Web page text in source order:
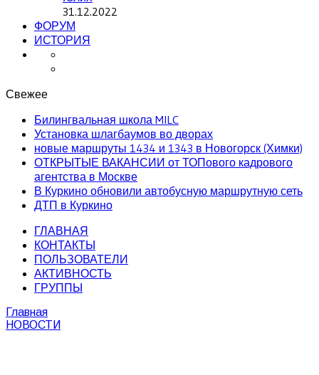
31.12.2022
ФОРУМ
ИСТОРИЯ
Свежее
Билингвальная школа MILC
Установка шлагбаумов во дворах
новые маршруты 1434 и 1343 в Новогорск (Химки)
ОТКРЫТЫЕ ВАКАНСИИ от ТОПового кадрового
агентства в Москве
В Куркино обновили автобусную маршрутную сеть
ДТП в Куркино
ГЛАВНАЯ
КОНТАКТЫ
ПОЛЬЗОВАТЕЛИ
АКТИВНОСТЬ
ГРУППЫ
Главная
НОВОСТИ